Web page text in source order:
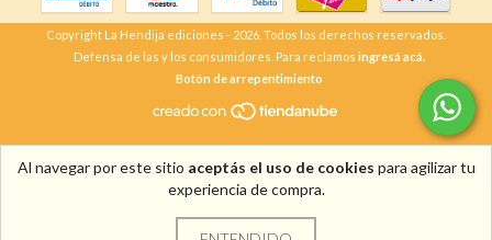
Al navegar por este sitio aceptás el uso de cookies para agilizar tu
experiencia de compra.
Copyright La Hendija ediciones - 2026. Todos los derechos reservados.
Defensa de las y los consumidores. Para reclamos ingresá acá.
Botón de arrepentimiento